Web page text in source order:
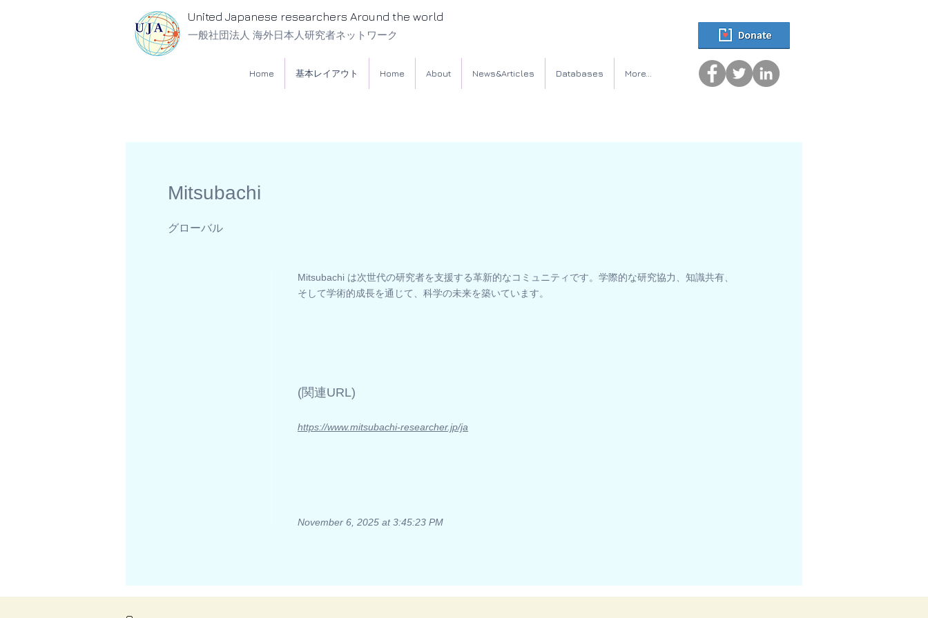
United Japanese researchers Around the world
一般社団法人 海外日本人研究者ネットワーク
Home 基本レイアウト Home About News&Articles Databases More...
Mitsubachi
グローバル
Mitsubachi は次世代の研究者を支援する革新的なコミュニティです。学際的な研究協力、知識共有、
そして学術的成長を通じて、科学の未来を築いています。
​(関連URL)
https://www.mitsubachi-researcher.jp/ja
November 6, 2025 at 3:45:23 PM